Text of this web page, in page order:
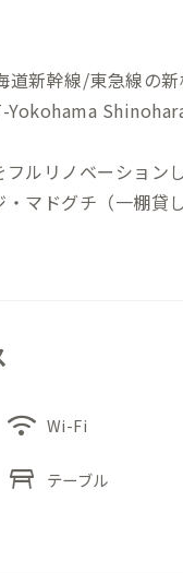
道新幹線/東急線の
ルリノベーション
マドグチ（一棚貸
り、ブルーのカウ
快適に過ごせるよ
め、譲り合ってご
wifi Wi-Fi
table_restaurant テーブル